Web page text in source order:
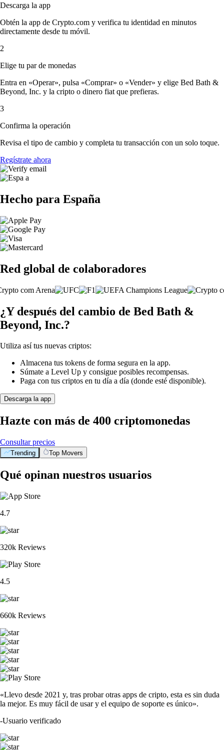
Descarga la app
Obtén la app de Crypto.com y verifica tu identidad en minutos
directamente desde tu móvil.
2
Elige tu par de monedas
Entra en «Operar», pulsa «Comprar» o «Vender» y elige Bed Bath &
Beyond, Inc. y la cripto o dinero fiat que prefieras.
3
Confirma la operación
Revisa el tipo de cambio y completa tu transacción con un solo toque.
Regístrate ahora
Hecho para España
Red global de colaboradores
¿Y después del cambio de Bed Bath &
Beyond, Inc.?
Utiliza así tus nuevas criptos:
Almacena tus tokens de forma segura en la app.
Súmate a Level Up y consigue posibles recompensas.
Paga con tus criptos en tu día a día (donde esté disponible).
Descarga la app
Hazte con más de 400 criptomonedas
Consultar precios
Trending Top Movers
Qué opinan nuestros usuarios
4.7
320k Reviews
4.5
660k Reviews
«Llevo desde 2021 y, tras probar otras apps de cripto, esta es sin duda
la mejor. Es muy fácil de usar y el equipo de soporte es único».
-Usuario verificado